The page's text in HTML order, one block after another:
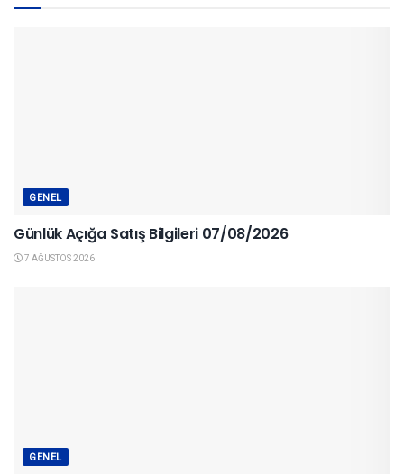
GENEL
Günlük Açığa Satış Bilgileri 07/08/2026
7 AĞUSTOS 2026
GENEL